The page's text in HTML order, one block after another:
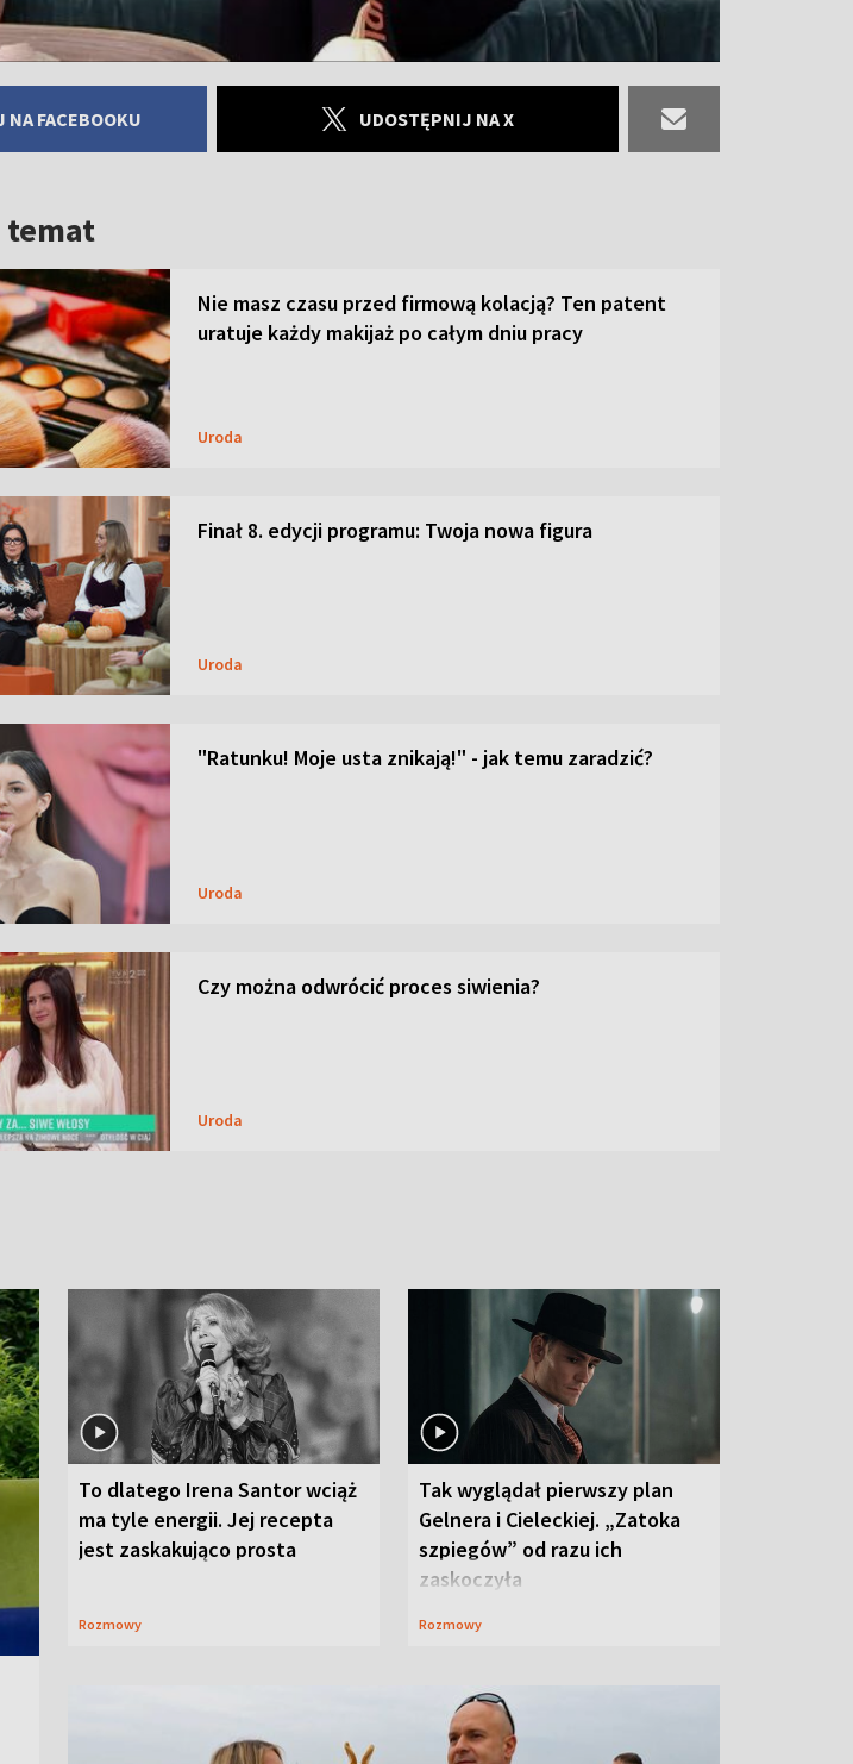
FACEBOOKU UDOSTĘPNIJ NA X
temat
Nie masz czasu przed firmową kolacją? Ten patent
uratuje każdy makijaż po całym dniu pracy
Uroda
Finał 8. edycji programu: Twoja nowa figura
Uroda
"Ratunku! Moje usta znikają!" - jak temu zaradzić?
Uroda
Czy można odwrócić proces siwienia?
Uroda
To dlatego Irena Santor wciąż
ma tyle energii. Jej recepta
jest zaskakująco prosta
Rozmowy
Tak wyglądał pierwszy plan
Gelnera i Cieleckiej. „Zatoka
szpiegów” od razu ich
zaskoczyła
Rozmowy